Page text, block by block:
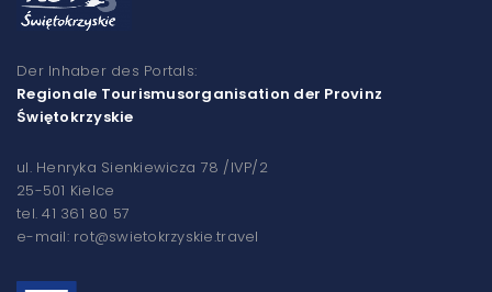
Der Inhaber des Portals:
Regionale Tourismusorganisation der Provinz
Świętokrzyskie
ul. Henryka Sienkiewicza 78 /IVP/2
25-501 Kielce
tel. 41 361 80 57
e-mail: rot@swietokrzyskie.travel